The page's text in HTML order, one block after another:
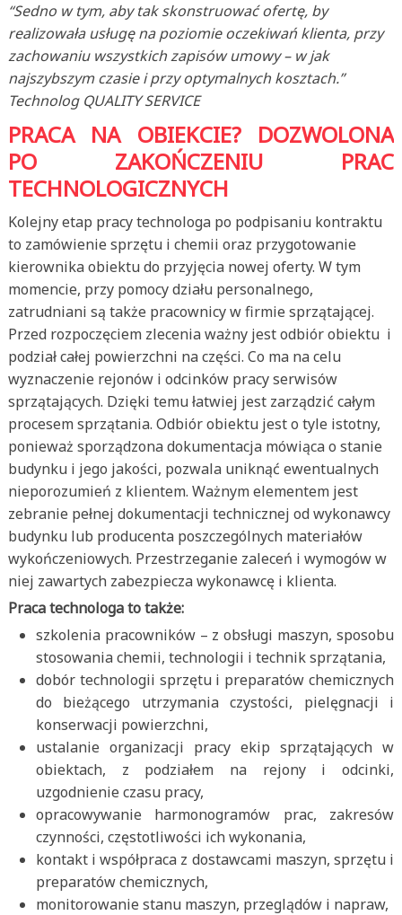
“Sedno w tym, aby tak skonstruować ofertę, by
realizowała usługę na poziomie oczekiwań klienta, przy
zachowaniu wszystkich zapisów umowy – w jak
najszybszym czasie i przy optymalnych kosztach.”
Technolog QUALITY SERVICE
PRACA NA OBIEKCIE? DOZWOLONA
PO ZAKOŃCZENIU PRAC
TECHNOLOGICZNYCH
Kolejny etap pracy technologa po podpisaniu kontraktu
to zamówienie sprzętu i chemii oraz przygotowanie
kierownika obiektu do przyjęcia nowej oferty. W tym
momencie, przy pomocy działu personalnego,
zatrudniani są także pracownicy w firmie sprzątającej.
Przed rozpoczęciem zlecenia ważny jest odbiór obiektu i
podział całej powierzchni na części. Co ma na celu
wyznaczenie rejonów i odcinków pracy serwisów
sprzątających. Dzięki temu łatwiej jest zarządzić całym
procesem sprzątania. Odbiór obiektu jest o tyle istotny,
ponieważ sporządzona dokumentacja mówiąca o stanie
budynku i jego jakości, pozwala uniknąć ewentualnych
nieporozumień z klientem. Ważnym elementem jest
zebranie pełnej dokumentacji technicznej od wykonawcy
budynku lub producenta poszczególnych materiałów
wykończeniowych. Przestrzeganie zaleceń i wymogów w
niej zawartych zabezpiecza wykonawcę i klienta.
Praca technologa to także:
szkolenia pracowników – z obsługi maszyn, sposobu
stosowania chemii, technologii i technik sprzątania,
dobór technologii sprzętu i preparatów chemicznych
do bieżącego utrzymania czystości, pielęgnacji i
konserwacji powierzchni,
ustalanie organizacji pracy ekip sprzątających w
obiektach, z podziałem na rejony i odcinki,
uzgodnienie czasu pracy,
opracowywanie harmonogramów prac, zakresów
czynności, częstotliwości ich wykonania,
kontakt i współpraca z dostawcami maszyn, sprzętu i
preparatów chemicznych,
monitorowanie stanu maszyn, przeglądów i napraw,